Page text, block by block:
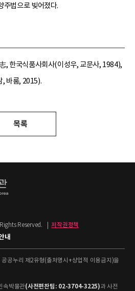
주법으로 빚어졌다.
, 한국식품사회사(이성우, 교문사, 1984),
, 바룸, 2015).
목록
Reserved.
저작권정책
내
공누리 제2유형(출처명시+상업적 이용금지)을
속박물관(사전편찬팀: 02-3704-3225)과 사전